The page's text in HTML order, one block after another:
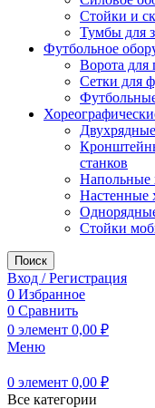
Стойки и
Тумбы для
Футбольное
Ворота для
Сетки для
станков
Напольные
Настенные
Стойки
Поиск
Вход / Регистрация
0 Избранное
0 Сравнить
0 элемент 0,00 ₽
Меню
0 элемент 0,00 ₽
Все категории